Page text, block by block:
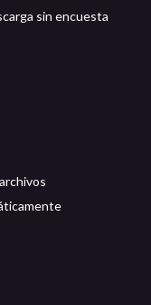
sin encuesta